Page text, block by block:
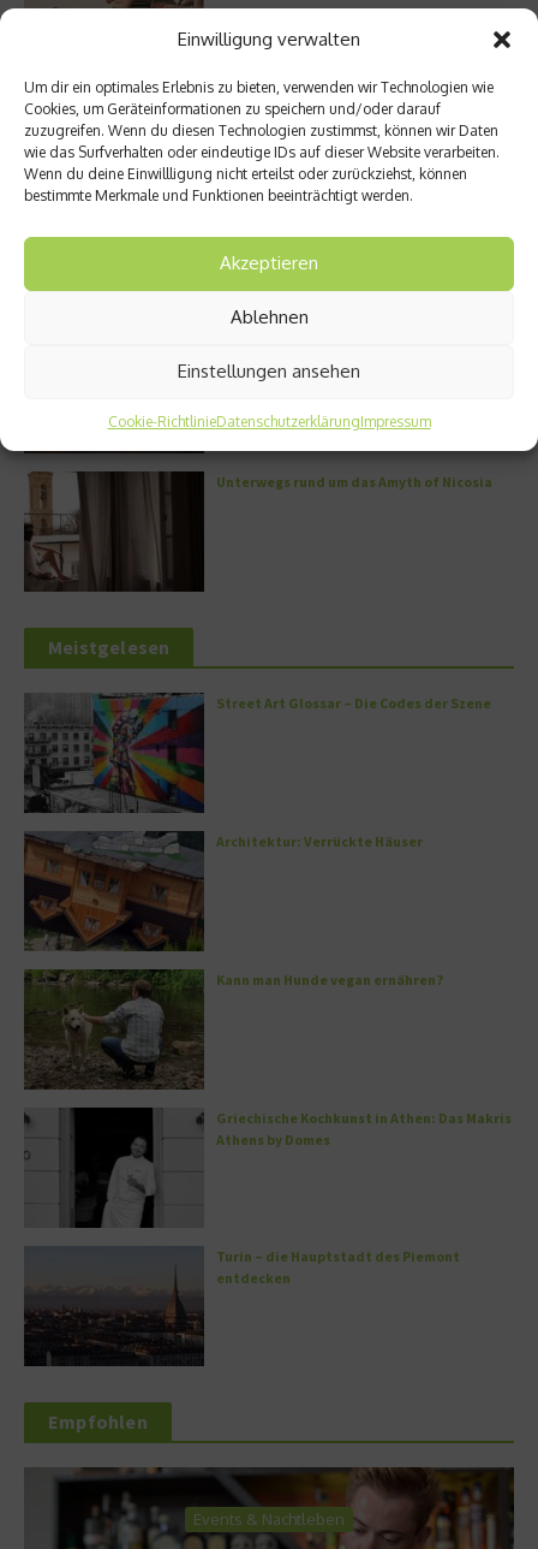
Einwilligung verwalten
Um dir ein optimales Erlebnis zu bieten, verwenden wir Technologien wie
Cookies, um Geräteinformationen zu speichern und/oder darauf
zuzugreifen. Wenn du diesen Technologien zustimmst, können wir Daten
wie das Surfverhalten oder eindeutige IDs auf dieser Website verarbeiten.
Wenn du deine Einwillligung nicht erteilst oder zurückziehst, können
bestimmte Merkmale und Funktionen beeinträchtigt werden.
Akzeptieren
Ablehnen
Einstellungen ansehen
Cookie-RichtlinieDatenschutzerklärungImpressum
50 Best Restaurants: Peru ist Gastgeber
Brille passt zu welchem Anlass?
Unterwegs rund um das Amyth of Nicosia
Meistgelesen
Street Art Glossar – Die Codes der Szene
Architektur: Verrückte Häuser
Kann man Hunde vegan ernähren?
Griechische Kochkunst in Athen: Das Makris
Athens by Domes
Turin – die Hauptstadt des Piemont
entdecken
Empfohlen
Events & Nachtleben